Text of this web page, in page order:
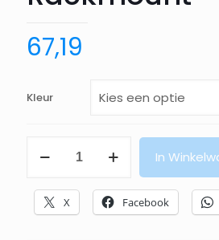
67,19
Kleur
7590
inch
Rackmount
aantal
In
X Facebook